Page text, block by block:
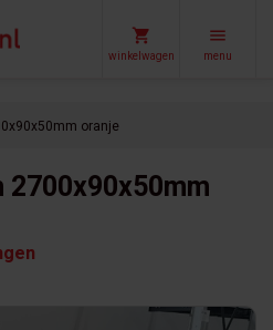
winkelwagen menu
oranje